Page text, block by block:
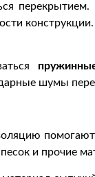
шумы
и прочие